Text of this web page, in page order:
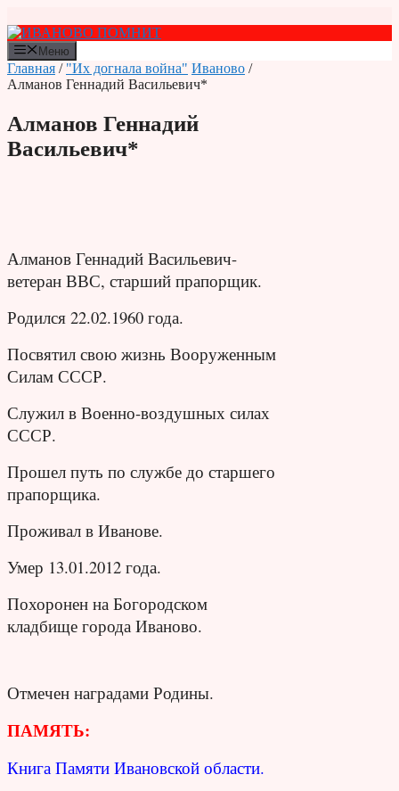
к
содержимому
Меню
Главная / "Их догнала война" Иваново /
Алманов Геннадий Васильевич*
Алманов Геннадий
Васильевич*
Алманов Геннадий Васильевич-
ветеран ВВС, старший прапорщик.
Родился 22.02.1960 года.
Посвятил свою жизнь Вооруженным
Силам СССР.
Служил в Военно-воздушных силах
СССР.
Прошел путь по службе до старшего
прапорщика.
Проживал в Иванове.
Умер 13.01.2012 года.
Похоронен на Богородском
кладбище города Иваново.
Отмечен наградами Родины.
ПАМЯТЬ:
Книга Памяти Ивановской области.